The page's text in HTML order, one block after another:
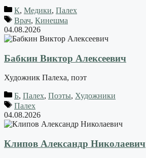
К, Медики, Палех
Врач, Кинешма
04.08.2026
Бабкин Виктор Алексеевич
Художник Палеха, поэт
Б, Палех, Поэты, Художники
Палех
04.08.2026
Клипов Александр Николаевич